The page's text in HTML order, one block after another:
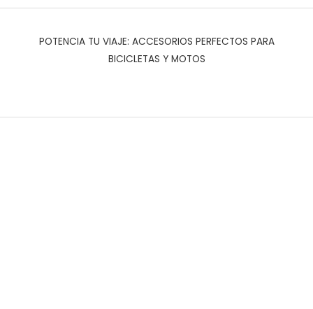
POTENCIA TU VIAJE: ACCESORIOS PERFECTOS PARA
BICICLETAS Y MOTOS